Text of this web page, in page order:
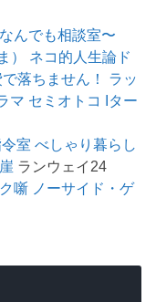
んでも相談室〜
）
ネコ的人生論ド
落ちません！
ラッ
マ セミオトコ Iター
室 べしゃり暮らし
ランウェイ24
噺 ノーサイド・ゲ